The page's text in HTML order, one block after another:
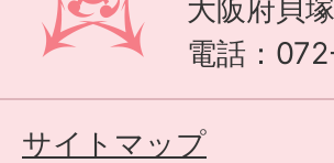
大阪府貝
電話：
サイトマップ